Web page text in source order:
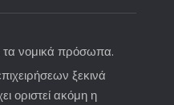
τα νομικά πρόσωπα.
ξεκινά
οριστεί ακόμη η